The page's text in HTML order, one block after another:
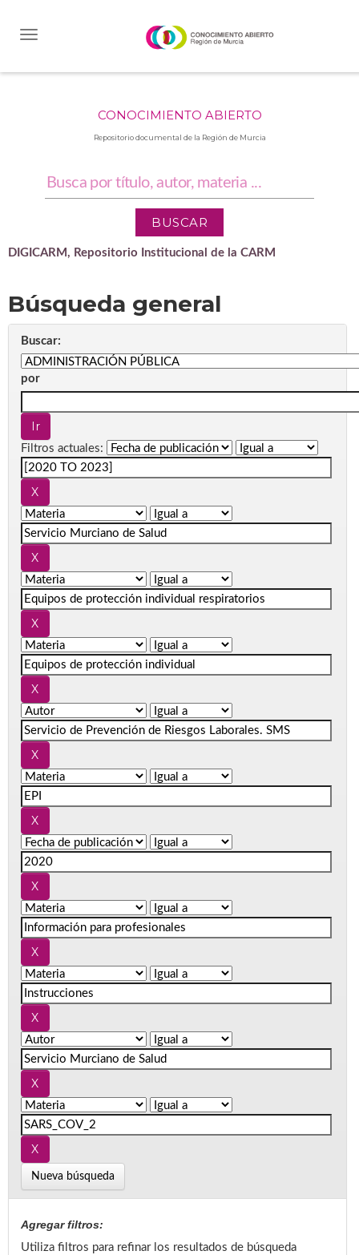
CONOCIMIENTO ABIERTO
Repositorio documental de la Región de Murcia
DIGICARM, Repositorio Institucional de la CARM
Búsqueda general
Buscar:
por
Filtros actuales:
Nueva búsqueda
Agregar filtros:
Utiliza filtros para refinar los resultados de búsqueda